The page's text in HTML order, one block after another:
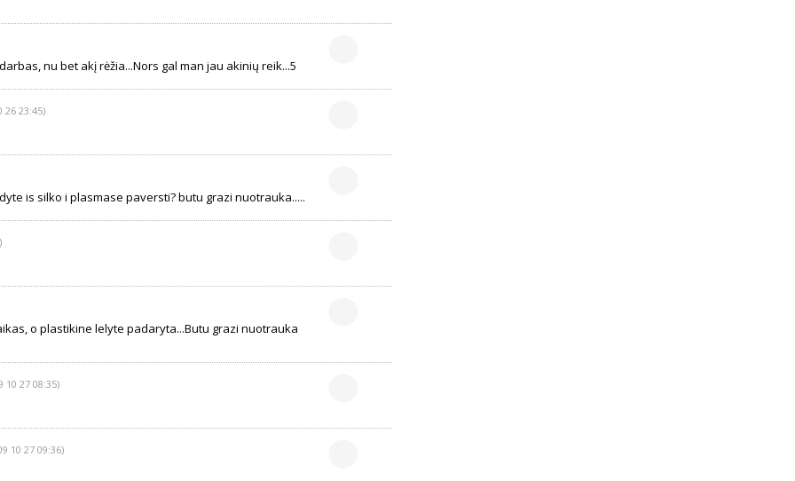
nu bet akį rėžia...Nors gal man jau akinių reik...5
26 23:45)
is silko i plasmase paversti? butu grazi nuotrauka.....
o plastikine lelyte padaryta...Butu grazi nuotrauka
10 27 08:35)
10 27 09:36)